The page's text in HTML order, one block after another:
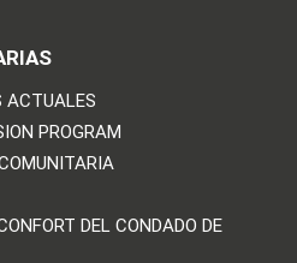
ACTUALES
PROGRAM
DEL CONDADO DE